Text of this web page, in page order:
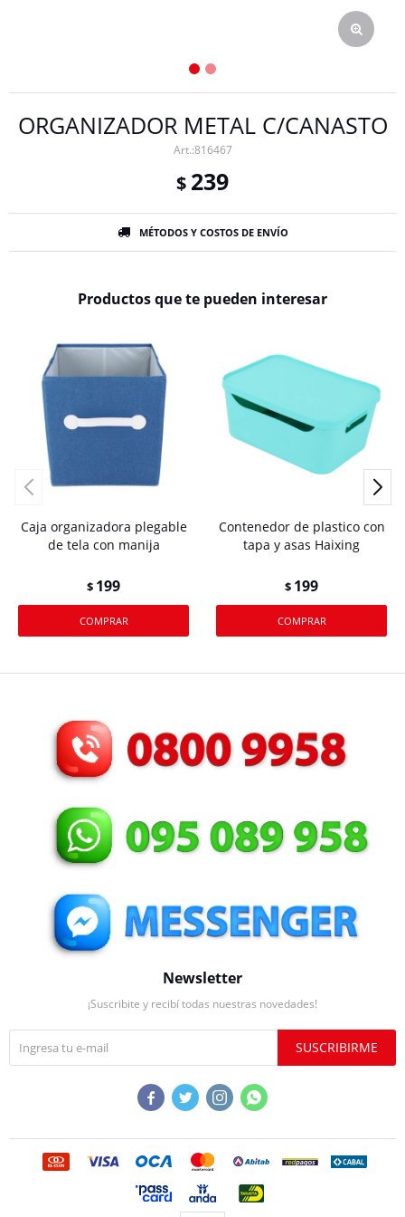
ORGANIZADOR METAL C/CANASTO
816467
$ 239
MÉTODOS Y COSTOS DE ENVÍO
Productos que te pueden interesar
Caja organizadora plegable
de tela con manija
$ 199
Contenedor de plastico con
tapa y asas Haixing
$ 199
Newsletter
¡Suscribite y recibí todas nuestras novedades!
SUSCRIBIRME
   